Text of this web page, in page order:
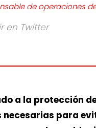
de operaciones de
en Twitter
a la protección
para